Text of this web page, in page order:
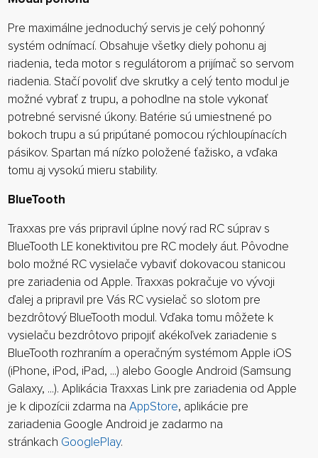
Pre maximálne jednoduchý servis je celý pohonný
systém odnímací. Obsahuje všetky diely pohonu aj
riadenia, teda motor s regulátorom a prijímač so servom
riadenia. Stačí povoliť dve skrutky a celý tento modul je
možné vybrať z trupu, a pohodlne na stole vykonať
potrebné servisné úkony. Batérie sú umiestnené po
bokoch trupu a sú pripútané pomocou rýchloupínacích
pásikov. Spartan má nízko položené ťažisko, a vďaka
tomu aj vysokú mieru stability.
BlueTooth
Traxxas pre vás pripravil úplne nový rad RC súprav s
BlueTooth LE konektivitou pre RC modely áut. Pôvodne
bolo možné RC vysielače vybaviť dokovacou stanicou
pre zariadenia od Apple. Traxxas pokračuje vo vývoji
ďalej a pripravil pre Vás RC vysielač so slotom pre
bezdrôtový BlueTooth modul. Vďaka tomu môžete k
vysielaču bezdrôtovo pripojiť akékoľvek zariadenie s
BlueTooth rozhraním a operačným systémom Apple iOS
(iPhone, iPod, iPad, ...) alebo Google Android (Samsung
Galaxy, ...). Aplikácia Traxxas Link pre zariadenia od Apple
je k dipozícii zdarma na AppStore, aplikácie pre
zariadenia Google Android je zadarmo na
stránkach GooglePlay.